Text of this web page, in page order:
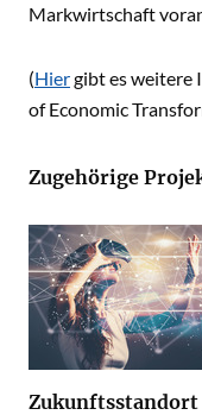
Markwirtschaft
(Hiergibt es weitere
of Economic
Zugehörige